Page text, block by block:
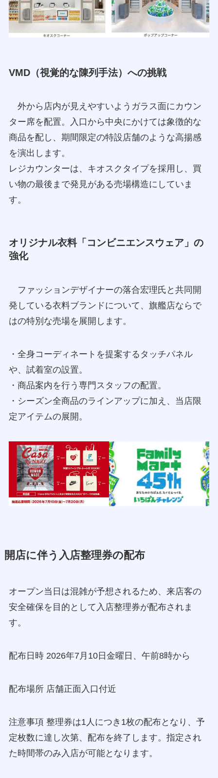
VMD（視覚的な陳列手法）への挑戦
外から店内が見えやすいようガラス面にカウン
ター席を配置。入口から中央にかけては象徴的な
商品を配し、期間限定の特設店舗のような高揚感
を演出します。
レジカウンターは、キオスクタイプを採用し、買
い物の最後まで発見がある売場構造にしていま
す。
オリジナル衣料「コンビニエンスウェア」の
強化
ファッションデザイナーの落合宏理氏と共同開
発している衣料ブランドについて、旗艦店ならで
はの特別な売場を展開します。
・全身コーディネートを提案するタッチパネル
や、試着室の設置。
・商品案内を行う専門スタッフの配置。
・シーズン全商品のラインアップに加え、当店限
定アイテムの展開。
開店に伴う入店整理券の配布
オープン当日は混雑が予想されるため、来店客の
安全確保を目的として入店整理券が配布されま
す。
配布日時 2026年7月10日金曜日、午前8時から
配布場所 店舗正面入口付近
注意事項 整理券は1人につき1枚の配布となり、予
定枚数に達し次第、配布を終了します。指定され
た時間帯のみ入店が可能となります。